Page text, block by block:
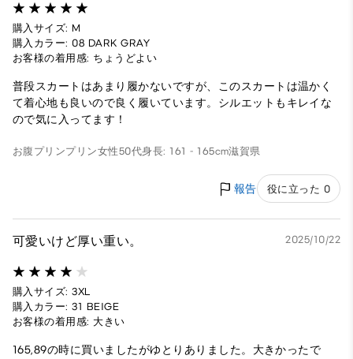
購入サイズ: M
購入カラー: 08 DARK GRAY
お客様の着用感: ちょうどよい
普段スカートはあまり履かないですが、このスカートは温かく
て着心地も良いので良く履いています。シルエットもキレイな
ので気に入ってます！
お腹プリンプリン女性50代身長: 161 - 165cm滋賀県
報告 役に立った 0
可愛いけど厚い重い。 2025/10/22
購入サイズ: 3XL
購入カラー: 31 BEIGE
お客様の着用感: 大きい
165,89の時に買いましたがゆとりありました。大きかったで